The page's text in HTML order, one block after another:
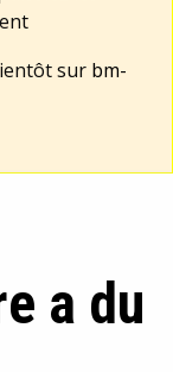
sur bm-
a du